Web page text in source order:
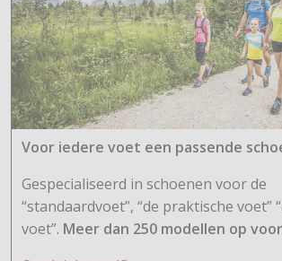
Voor iedere voet een passende
Gespecialiseerd in schoenen voor de
“standaardvoet”, “de praktische voet”
voet”. Meer dan 250 modellen op